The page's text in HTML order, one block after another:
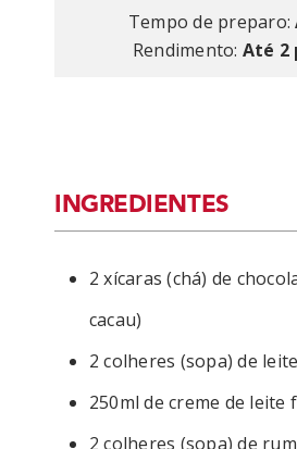
Tempo de preparo:
Rendimento: Até 2
INGREDIENTES
2 xícaras (chá) de
cacau)
2 colheres (sopa) de leite
250ml de creme de leite
2 colheres (sopa) de rum